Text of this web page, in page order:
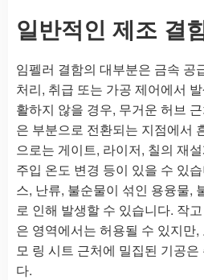
일반적인 제조 결
임펠러 결함의 대부분은 금속 공
처리, 취급 또는 가공 제어에서
활하지 않을 경우, 무거운 허브
은 부분으로 전환되는 지점에서
으로는 게이트, 라이저, 칠의 재
주입 온도 변경 등이 있을 수 있
스, 난류, 불순물이 섞인 용융물,
로 인해 발생할 수 있습니다. 작
은 영역에서는 허용될 수 있지만
모 링 시트 근처에 밀집된 기공
다.